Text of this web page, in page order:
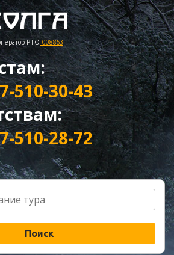
РТО 008863
510-30-43
510-28-72
Поиск